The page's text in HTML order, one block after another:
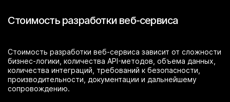
Стоимость разработки веб-сервиса
Стоимость разработки веб-сервиса зависит от сложности
бизнес-логики, количества API-методов, объема данных,
количества интеграций, требований к безопасности,
производительности, документации и дальнейшему
сопровождению.